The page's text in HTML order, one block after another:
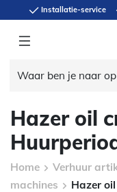
Installatie-service
Hazer oil
Home Verhuur
machines
Hazer